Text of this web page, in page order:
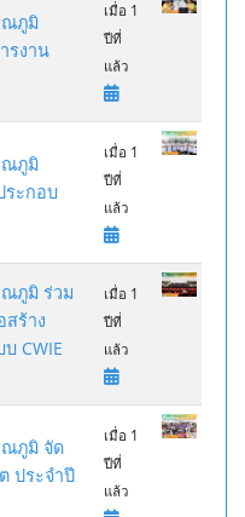
ณภูมิ
รงาน
เมื่อ 1
ปีที่
แล้ว
ณภูมิ
ระกอบ
เมื่อ 1
ปีที่
แล้ว
ณภูมิ ร่วม
ร้าง
CWIE
เมื่อ 1
ปีที่
แล้ว
ณภูมิ จัด
ประจำปี
เมื่อ 1
ปีที่
แล้ว